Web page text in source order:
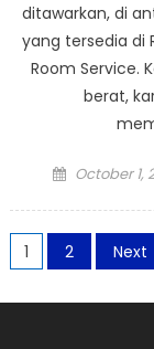
ditawarkan, di
yang tersedia di
Room Service.
berat,
Posted
October 1,
Posts
1 2 Next